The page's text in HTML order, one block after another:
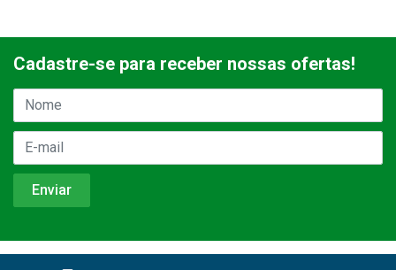
Cadastre-se para receber nossas ofertas!